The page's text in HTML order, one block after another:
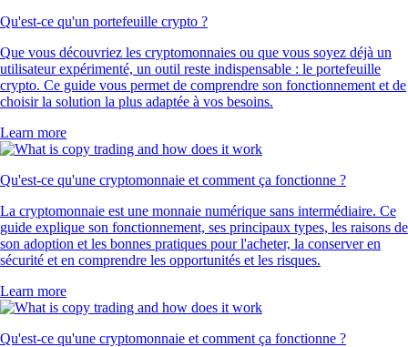
Qu'est-ce qu'un portefeuille crypto ?
Que vous découvriez les cryptomonnaies ou que vous soyez déjà un
utilisateur expérimenté, un outil reste indispensable : le portefeuille
crypto. Ce guide vous permet de comprendre son fonctionnement et de
choisir la solution la plus adaptée à vos besoins.
Learn more
Qu'est-ce qu'une cryptomonnaie et comment ça fonctionne ?
La cryptomonnaie est une monnaie numérique sans intermédiaire. Ce
guide explique son fonctionnement, ses principaux types, les raisons de
son adoption et les bonnes pratiques pour l'acheter, la conserver en
sécurité et en comprendre les opportunités et les risques.
Learn more
Qu'est-ce qu'une cryptomonnaie et comment ça fonctionne ?